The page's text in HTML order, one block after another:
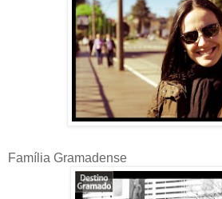
Família Gramadense